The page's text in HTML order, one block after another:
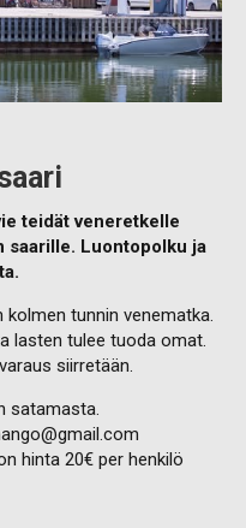
teidät veneretkelle
saarille. Luontopolku ja
kolmen tunnin venematka.
lasten tulee tuoda omat.
siirretään.
satamasta.
hinta 20€ per henkilö